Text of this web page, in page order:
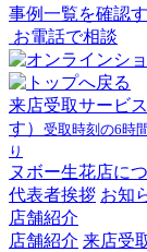
事例一覧を確認
お電話で相談
来店受取サービ
す） 受取時刻の6時
り
ヌボー生花店に
代表者挨拶 お知
店舗紹介
店舗紹介 来店受